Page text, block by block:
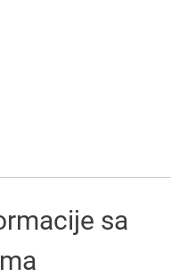
sa